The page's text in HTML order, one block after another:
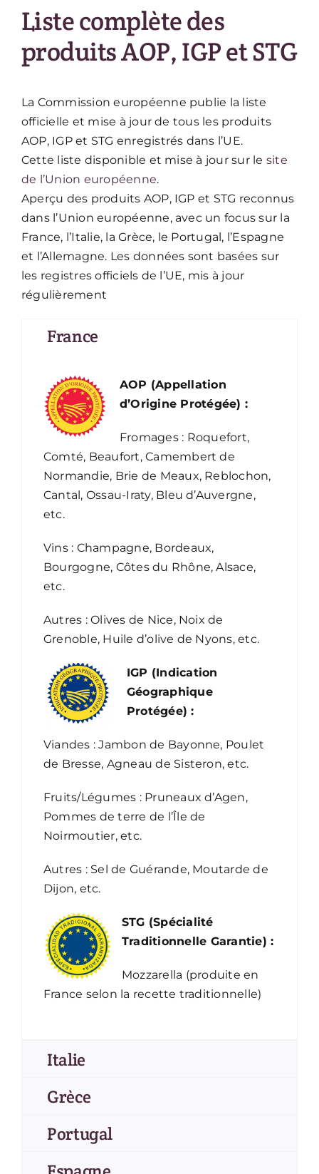
Liste complète des
produits AOP, IGP et STG
La Commission européenne publie la liste
officielle et mise à jour de tous les produits
AOP, IGP et STG enregistrés dans l’UE.
Cette liste disponible et mise à jour sur le site
de l’Union européenne.
Aperçu des produits AOP, IGP et STG reconnus
dans l’Union européenne, avec un focus sur la
France, l’Italie, la Grèce, le Portugal, l’Espagne
et l’Allemagne. Les données sont basées sur
les registres officiels de l’UE, mis à jour
régulièrement
France
AOP (Appellation
d’Origine Protégée) :
Fromages : Roquefort,
Comté, Beaufort, Camembert de
Normandie, Brie de Meaux, Reblochon,
Cantal, Ossau-Iraty, Bleu d’Auvergne,
etc.
Vins : Champagne, Bordeaux,
Bourgogne, Côtes du Rhône, Alsace,
etc.
Autres : Olives de Nice, Noix de
Grenoble, Huile d’olive de Nyons, etc.
IGP (Indication
Géographique
Protégée) :
Viandes : Jambon de Bayonne, Poulet
de Bresse, Agneau de Sisteron, etc.
Fruits/Légumes : Pruneaux d’Agen,
Pommes de terre de l’Île de
Noirmoutier, etc.
Autres : Sel de Guérande, Moutarde de
Dijon, etc.
STG (Spécialité
Traditionnelle Garantie) :
Mozzarella (produite en
France selon la recette traditionnelle)
Italie
Grèce
Portugal